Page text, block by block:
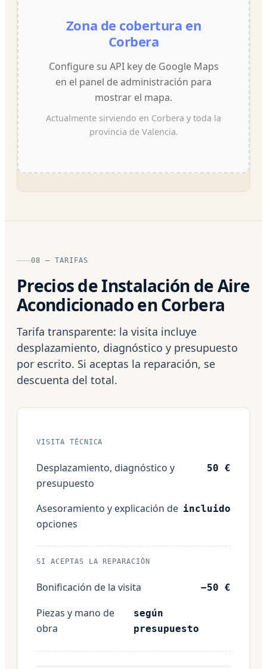
Zona de cobertura en
Corbera
Configure su API key de Google Maps
en el panel de administración para
mostrar el mapa.
Actualmente sirviendo en Corbera y toda la
provincia de Valencia.
08 — TARIFAS
Precios de Instalación de Aire
Acondicionado en Corbera
Tarifa transparente: la visita incluye
desplazamiento, diagnóstico y presupuesto
por escrito. Si aceptas la reparación, se
descuenta del total.
VISITA TÉCNICA
Desplazamiento, diagnóstico y
presupuesto
50 €
Asesoramiento y explicación de
opciones
incluido
SI ACEPTAS LA REPARACIÓN
Bonificación de la visita −50 €
Piezas y mano de
obra
según
presupuesto